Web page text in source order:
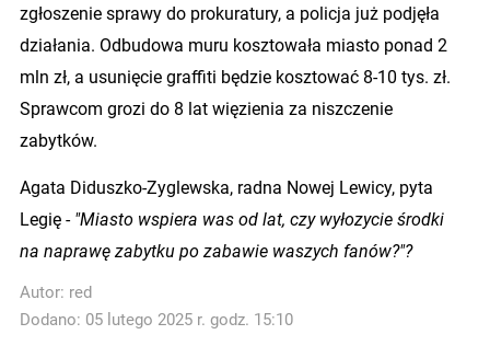
zgłoszenie sprawy do prokuratury, a policja już podjęła
działania. Odbudowa muru kosztowała miasto ponad 2
mln zł, a usunięcie graffiti będzie kosztować 8-10 tys. zł.
Sprawcom grozi do 8 lat więzienia za niszczenie
zabytków.
Agata Diduszko-Zyglewska, radna Nowej Lewicy, pyta
Legię - "Miasto wspiera was od lat, czy wyłozycie środki
na naprawę zabytku po zabawie waszych fanów?"?
Autor: red
Dodano: 05 lutego 2025 r. godz. 15:10